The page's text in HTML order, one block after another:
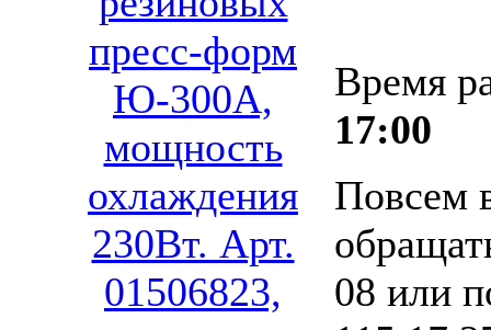
пресс-форм
Ю-300А,
мощность
охлаждения
230Вт. Арт.
01506823,
Время
17:00
Повсем
08 или